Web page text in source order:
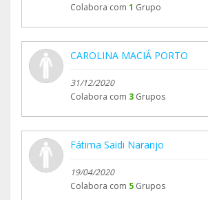
Colabora com 1 Grupo
CAROLINA MACIÁ PORTO
31/12/2020
Colabora com 3 Grupos
Fátima Saidi Naranjo
19/04/2020
Colabora com 5 Grupos